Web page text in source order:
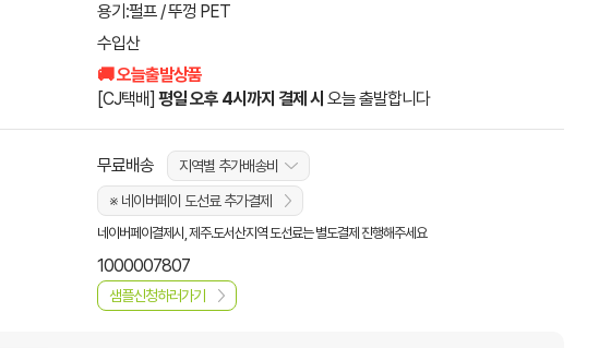
용기:펄프 / 뚜껑 PET
수입산
🚚 오늘출발상품
[CJ택배] 평일 오후 4시까지 결제 시 오늘 출발합니다
무료배송
지역별 추가배송비
※ 네이버페이 도선료 추가결제
네이버페이결제시, 제주.도서산지역 도선료는 별도결제 진행해주세요
1000007807
샘플신청하러가기